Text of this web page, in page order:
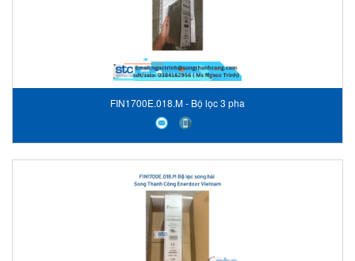
FIN1700E.018.M - Bộ lọc 3 pha